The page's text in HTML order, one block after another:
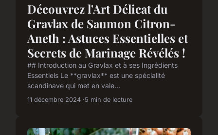
Découvrez l'Art Délicat du
Gravlax de Saumon Citron-
Aneth : Astuces Essentielles et
Secrets de Marinage Révélés !
## Introduction au Gravlax et à ses Ingrédients
Essentiels Le **gravlax** est une spécialité
scandinave qui met en vale...
11 décembre 2024 5 min de lecture